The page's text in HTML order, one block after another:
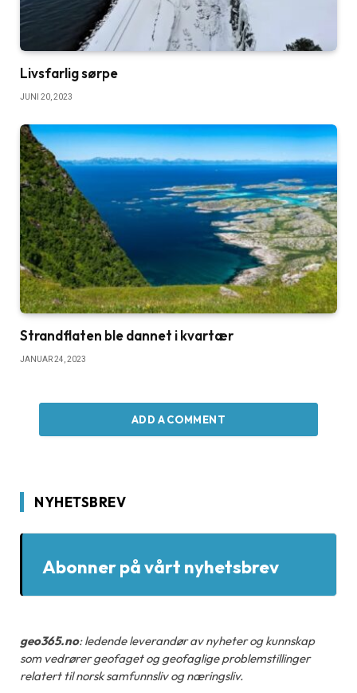
Livsfarlig sørpe
JUNI 20, 2023
Strandflaten ble dannet i kvartær
JANUAR 24, 2023
ADD A COMMENT
NYHETSBREV
Abonner på vårt nyhetsbrev
geo365.no: ledende leverandør av nyheter og kunnskap
som vedrører geofaget og geofaglige problemstillinger
relatert til norsk samfunnsliv og næringsliv.